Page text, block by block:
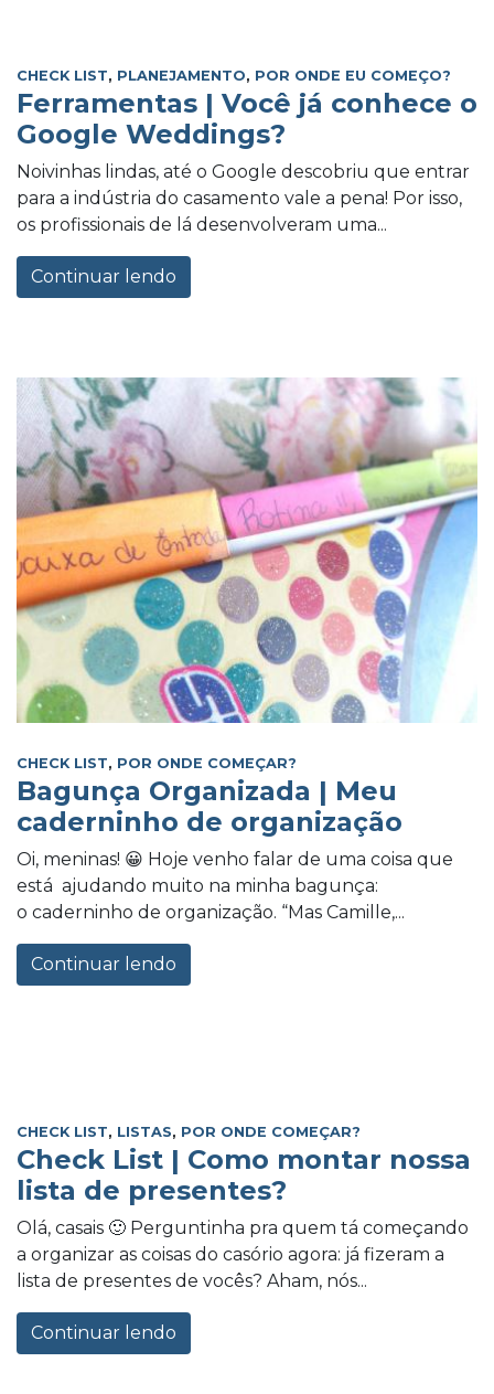
CHECK LIST, PLANEJAMENTO, POR ONDE EU COMEÇO?
Ferramentas | Você já conhece o
Google Weddings?
Noivinhas lindas, até o Google descobriu que entrar
para a indústria do casamento vale a pena! Por isso,
os profissionais de lá desenvolveram uma...
Continuar lendo
CHECK LIST, POR ONDE COMEÇAR?
Bagunça Organizada | Meu
caderninho de organização
Oi, meninas! 😀 Hoje venho falar de uma coisa que
está ajudando muito na minha bagunça:
o caderninho de organização. “Mas Camille,...
Continuar lendo
CHECK LIST, LISTAS, POR ONDE COMEÇAR?
Check List | Como montar nossa
lista de presentes?
Olá, casais 🙂 Perguntinha pra quem tá começando
a organizar as coisas do casório agora: já fizeram a
lista de presentes de vocês? Aham, nós...
Continuar lendo